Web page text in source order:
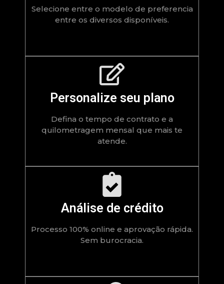
Selecione entre o modelo de preferencia
entre os diversos disponíveis.
Personalize seu plano
Defina o tempo de contrato e a
quilometragem mensal que mais te
atende.
Análise de crédito
Processo 100% online e aprovação rápida.
Sem burocracia.